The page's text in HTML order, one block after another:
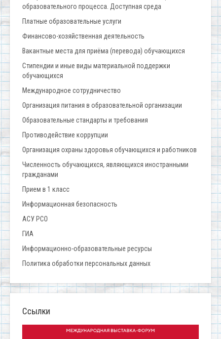
образовательного процесса. Доступная среда
Платные образовательные услуги
Финансово-хозяйственная деятельность
Вакантные места для приёма (перевода) обучающихся
Стипендии и иные виды материальной поддержки
обучающихся
Международное сотрудничество
Организация питания в образовательной организации
Образовательные стандарты и требования
Противодействие коррупции
Организация охраны здоровья обучающихся и работников
Численность обучающихся, являющихся иностранными
гражданами
Прием в 1 класс
Информационная безопасность
АСУ РСО
ГИА
Информационно-образовательные ресурсы
Политика обработки персональных данных
Ссылки